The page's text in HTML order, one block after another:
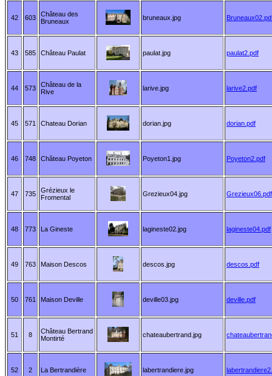
42 603
Château des
Bruneaux
bruneaux.jpg
43 585 Château Paulat paulat.jpg paulat2.pdf
44 573
Château de la
Rive
larive.jpg larive2.pdf
45 571 Chateau Dorian dorian.jpg dorian.pdf
46 748 Château Poyeton Poyeton1.jpg Poyeton2.pdf
47 735
Grézieux le
Fromental
Grezieux04.jpg Grezieux06.pdf
48 773 La Gineste lagineste02.jpg lagineste04.pdf
49 763 Maison Descos descos.jpg descos.pdf
50 761 Maison Deville deville03.jpg deville.pdf
51 8
Château Bertrand
Montirté
chateaubertrand.jpg
52 2 La Bertrandière labertrandiere.jpg